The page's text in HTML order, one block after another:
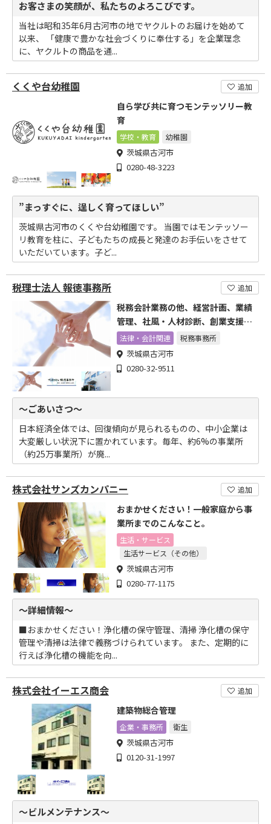
お客さまの笑顔が、私たちのよろこびです。
当社は昭和35年6月古河市の地でヤクルトのお届けを始めて
以来、 「健康で豊かな社会づくりに奉仕する」を企業理念
に、ヤクルトの商品を通...
くくや台幼稚園 追加
自ら学び共に育つモンテッソリー教
育
学校・教育 幼稚園
茨城県古河市
0280-48-3223
”まっすぐに、逞しく育ってほしい”
茨城県古河市のくくや台幼稚園です。 当園ではモンテッソー
リ教育を柱に、子どもたちの成長と発達のお手伝いをさせて
いただいています。子ど...
税理士法人 報徳事務所 追加
税務会計業務の他、経営計画、業績
管理、社風・人材診断、創業支援、
経営革新支援など
法律・会計関連 税務事務所
茨城県古河市
0280-32-9511
～ごあいさつ～
日本経済全体では、回復傾向が見られるものの、中小企業は
大変厳しい状況下に置かれています。毎年、約6%の事業所
（約25万事業所）が廃...
株式会社サンズカンパニー 追加
おまかせください！一般家庭から事
業所までのこんなこと。
生活・サービス
生活サービス（その他）
茨城県古河市
0280-77-1175
～詳細情報～
■おまかせください！浄化槽の保守管理、清掃 浄化槽の保守
管理や清掃は法律で義務づけられています。 また、定期的に
行えば浄化槽の機能を向...
株式会社イーエス商会 追加
建築物総合管理
企業・事務所 衛生
茨城県古河市
0120-31-1997
～ビルメンテナンス～